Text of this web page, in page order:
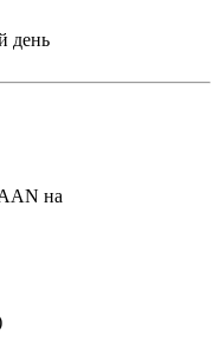
день
на